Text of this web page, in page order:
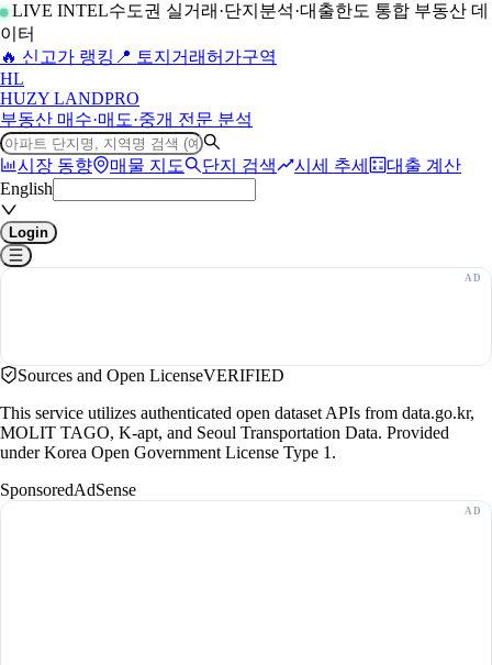
LIVE INTEL수도권 실거래·단지분석·대출한도 통합 부동산 데
이터
🔥 신고가 랭킹 📍 토지거래허가구역
HL
HUZY LANDPRO
부동산 매수·매도·중개 전문 분석
시장 동향 매물 지도 단지 검색 시세 추세
대출 계산
English
Login
Sources and Open LicenseVERIFIED
This service utilizes authenticated open dataset APIs from data.go.kr,
MOLIT TAGO, K-apt, and Seoul Transportation Data. Provided
under Korea Open Government License Type 1.
SponsoredAdSense